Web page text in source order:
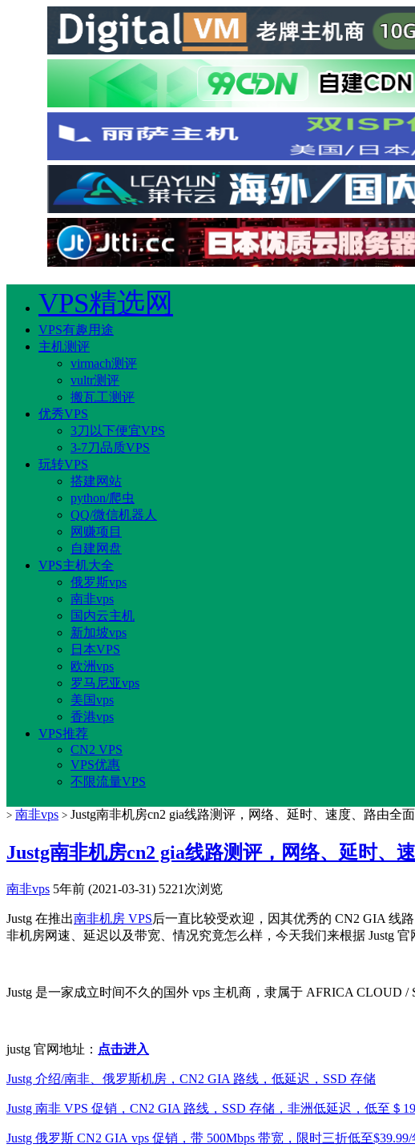
VPS精选网
VPS有趣用途
主机测评
virmach测评
vultr测评
搬瓦工测评
优秀VPS
3刀以下便宜VPS
3-7刀品质VPS
玩转VPS
搭建网站
python/爬虫
QQ/微信机器人
网赚项目
自建网盘
VPS主机大全
俄罗斯vps
南非vps
国内云主机
新加坡vps
日本VPS
欧洲vps
罗马尼亚vps
美国vps
香港vps
VPS推荐
CN2 VPS
VPS优惠
不限流量VPS
> 南非vps > Justg南非机房cn2 gia线路测评，网络、延时、速度、路由全
Justg南非机房cn2 gia线路测评，网络、延时、
南非vps 5年前 (2021-03-31) 5221次浏览
Justg 在推出南非机房 VPS后一直比较受欢迎，因其优秀的 CN2 GIA 线路
非机房网速、延迟以及带宽、情况究竟怎么样，今天我们来根据 Justg
Justg 是一家成立时间不久的国外 vps 主机商，隶属于 AFRICA CLOUD
justg 官网地址： 点击进入
Justg 介绍/南非、俄罗斯机房，CN2 GIA 路线，低延迟，SSD 存储
Justg 南非 VPS 促销，CN2 GIA 路线，SSD 存储，非洲低延迟，低至＄
Justg 俄罗斯 CN2 GIA vps 促销，带 500Mbps 带宽，限时三折低至$39.99/